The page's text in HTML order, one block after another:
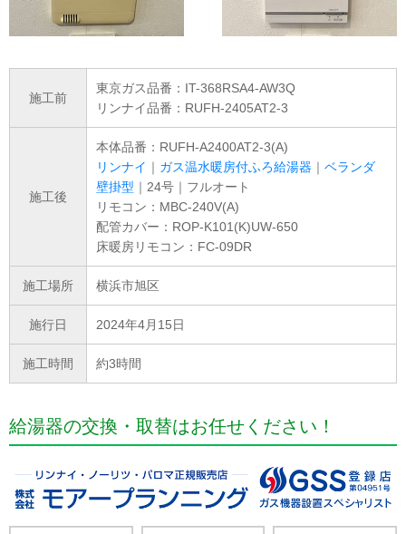
施工前
東京ガス品番：IT-368RSA4-AW3Q
リンナイ品番：RUFH-2405AT2-3
施工後
本体品番：RUFH-A2400AT2-3(A)
リンナイ ｜ ガス温水暖房付ふろ給湯器 ｜ ベランダ
壁掛型 ｜24号｜フルオート
リモコン：MBC-240V(A)
配管カバー：ROP-K101(K)UW-650
床暖房リモコン：FC-09DR
施工場所 横浜市旭区
施行日 2024年4月15日
施工時間 約3時間
給湯器の交換・取替はお任せください！